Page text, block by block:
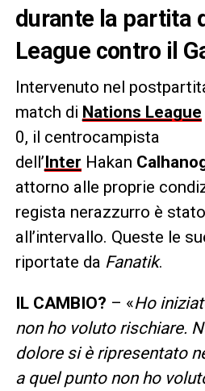
durante la partita
League contro il
Intervenuto nel
match di Nations League
0, il centrocampista
dell’Inter Hakan
attorno alle proprie
regista nerazzurro è
all’intervallo. Queste le
riportate da Fanatik.
IL CAMBIO? – «Ho
non ho voluto rischiare.
dolore si è ripresentato
a quel punto non ho